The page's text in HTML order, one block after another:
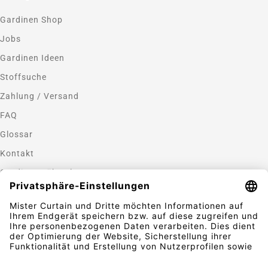
Gardinen Shop
Jobs
Gardinen Ideen
Stoffsuche
Zahlung / Versand
FAQ
Glossar
Kontakt
Gardinen nähen lassen
Zahlungsmethoden